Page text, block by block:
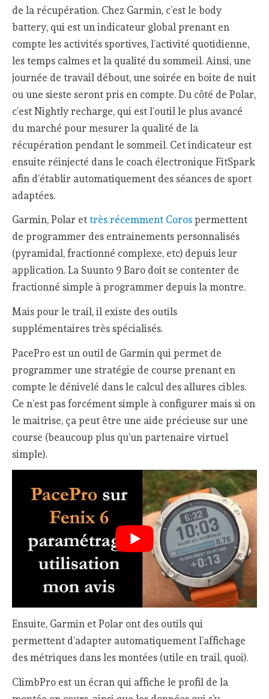
de la récupération. Chez Garmin, c’est le body
battery, qui est un indicateur global prenant en
compte les activités sportives, l’activité quotidienne,
les temps calmes et la qualité du sommeil. Ainsi, une
journée de travail débout, une soirée en boite de nuit
ou une sieste seront pris en compte. Du côté de Polar,
c’est Nightly recharge, qui est l’outil le plus avancé
du marché pour mesurer la qualité de la
récupération pendant le sommeil. Cet indicateur est
ensuite réinjecté dans le coach électronique FitSpark
afin d’établir automatiquement des séances de sport
adaptées.
Garmin, Polar ettrès récemment Coros permettent
de programmer des entrainements personnalisés
(pyramidal, fractionné complexe, etc) depuis leur
application. La Suunto 9 Baro doit se contenter de
fractionné simple à programmer depuis la montre.
Mais pour le trail, il existe des outils
supplémentaires très spécialisés.
PacePro est un outil de Garmin qui permet de
programmer une stratégie de course prenant en
compte le dénivelé dans le calcul des allures cibles.
Ce n’est pas forcément simple à configurer mais si on
le maitrise, ça peut être une aide précieuse sur une
course (beaucoup plus qu’un partenaire virtuel
simple).
Ensuite, Garmin et Polar ont des outils qui
permettent d’adapter automatiquement l’affichage
des métriques dans les montées (utile en trail, quoi).
ClimbPro est un écran qui affiche le profil de la